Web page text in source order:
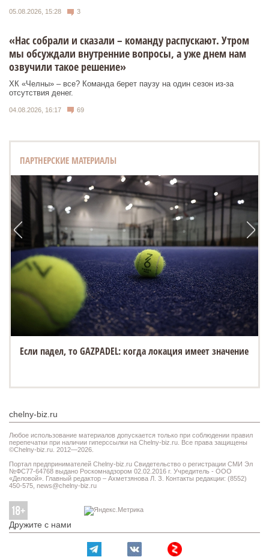
05.08.2026, 15:28 3
«Нас собрали и сказали – команду распускают. Утром
мы обсуждали внутренние вопросы, а уже днем нам
озвучили такое решение»
ХК «Челны» – все? Команда берет паузу на один сезон из-за
отсутствия денег.
04.08.2026, 16:17 69
ПАРТНЕРСКИЕ МАТЕРИАЛЫ
Если падел, то GAZPADEL: когда локация имеет значение
chelny-biz.ru
Любое использование материалов допускается только при соблюдении правил
перепечатки при наличии гиперссылки на Chelny-biz.ru. Все права защищены
©Chelny-biz.ru. 2012—2026.
Портал предпринимателей Chelny-biz.ru Свидетельство о регистрации СМИ Эл
№ФС77-64768 выдано Роскомнадзором 02.02.2016 г. Учредитель - ООО
«Деловой». Главный редактор – Ахметзянова Л. З. Контакты редакции: (8552)
450-575, news@chelny-biz.ru
Дружите с нами